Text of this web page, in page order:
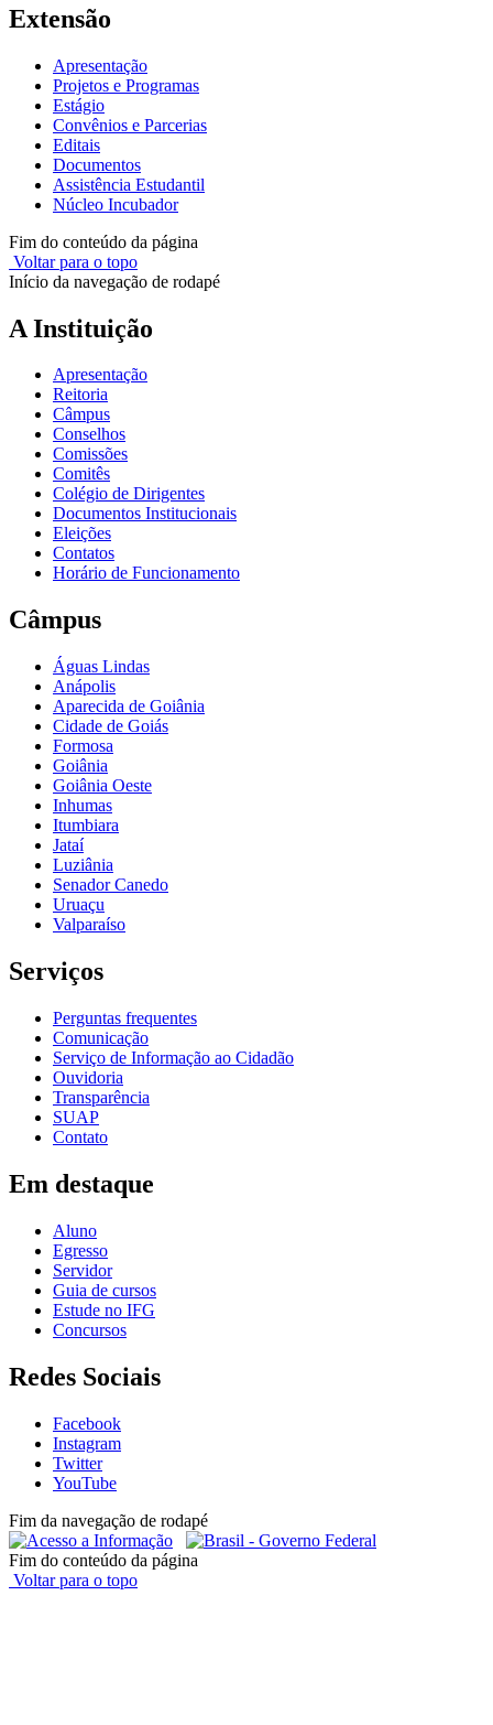
Extensão
Apresentação
Projetos e Programas
Estágio
Convênios e Parcerias
Editais
Documentos
Assistência Estudantil
Núcleo Incubador
Fim do conteúdo da página
Voltar para o topo
Início da navegação de rodapé
A Instituição
Apresentação
Reitoria
Câmpus
Conselhos
Comissões
Comitês
Colégio de Dirigentes
Documentos Institucionais
Eleições
Contatos
Horário de Funcionamento
Câmpus
Águas Lindas
Anápolis
Aparecida de Goiânia
Cidade de Goiás
Formosa
Goiânia
Goiânia Oeste
Inhumas
Itumbiara
Jataí
Luziânia
Senador Canedo
Uruaçu
Valparaíso
Serviços
Perguntas frequentes
Comunicação
Serviço de Informação ao Cidadão
Ouvidoria
Transparência
SUAP
Contato
Em destaque
Aluno
Egresso
Servidor
Guia de cursos
Estude no IFG
Concursos
Redes Sociais
Facebook
Instagram
Twitter
YouTube
Fim da navegação de rodapé
Fim do conteúdo da página
Voltar para o topo